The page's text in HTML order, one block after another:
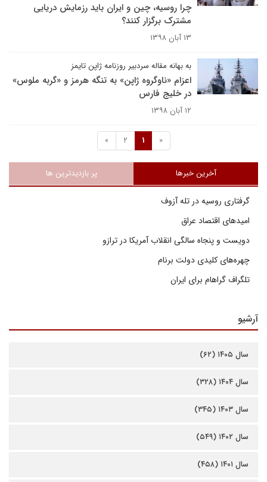
چرا روسیه، چین و ایران باید رزمایش دریایی
مشترک برگزار کنند؟
۱۳ آبان ۱۳۹۸
به بهانه مقاله سردبیر روزنامه ژاپن تایمز
اعزام «ناوگروه ژاپن» به تنگه هرمز و «گربه ملوس»
در خلیج فارس
۱۲ آبان ۱۳۹۸
«
1
2
»
آخرین خبرها پر بازدیدترین ها
گرفتاری روسیه در تله آزوف
امیدهای اقتصاد عراق
دویست و پنجاه سالگی انقلاب آمریکا در ترازو
چهره‌های کلیدی دولت برنام
تلگراف گراهام برای ایران
آرشیو
سال ۱۴۰۵ (۶۲)
سال ۱۴۰۴ (۳۲۸)
سال ۱۴۰۳ (۳۴۵)
سال ۱۴۰۲ (۵۴۹)
سال ۱۴۰۱ (۴۵۸)